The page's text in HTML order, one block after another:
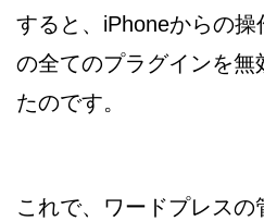
すると、iPhoneからの
の全てのプラグインを無
たのです。
これで、ワードプレスの